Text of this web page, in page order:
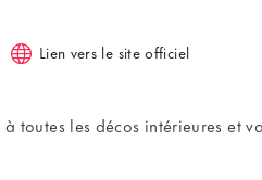
toutes les décos intérieures et
Lien vers le site officiel